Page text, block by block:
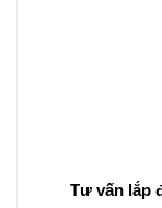
Tư vấn lắp